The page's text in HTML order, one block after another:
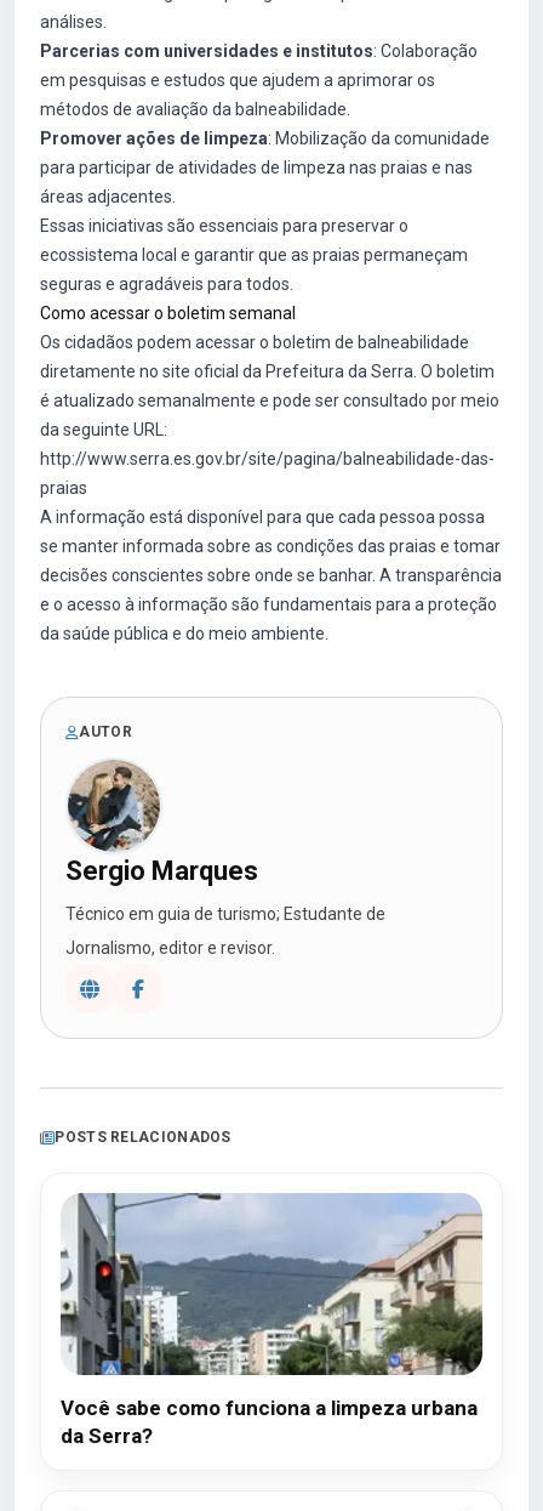
análises.
Parcerias com universidades e institutos: Colaboração
em pesquisas e estudos que ajudem a aprimorar os
métodos de avaliação da balneabilidade.
Promover ações de limpeza: Mobilização da comunidade
para participar de atividades de limpeza nas praias e nas
áreas adjacentes.
Essas iniciativas são essenciais para preservar o
ecossistema local e garantir que as praias permaneçam
seguras e agradáveis para todos.
Como acessar o boletim semanal
Os cidadãos podem acessar o boletim de balneabilidade
diretamente no site oficial da Prefeitura da Serra. O boletim
é atualizado semanalmente e pode ser consultado por meio
da seguinte URL:
http://www.serra.es.gov.br/site/pagina/balneabilidade-das-
praias
A informação está disponível para que cada pessoa possa
se manter informada sobre as condições das praias e tomar
decisões conscientes sobre onde se banhar. A transparência
e o acesso à informação são fundamentais para a proteção
da saúde pública e do meio ambiente.
AUTOR
Sergio Marques
Técnico em guia de turismo; Estudante de
Jornalismo, editor e revisor.
POSTS RELACIONADOS
Você sabe como funciona a limpeza urbana
da Serra?